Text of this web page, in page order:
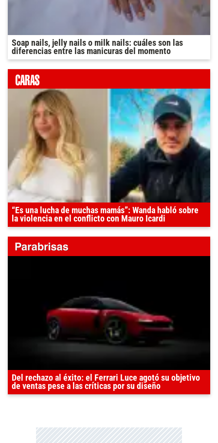
Soap nails, jelly nails o milk nails: cuáles son las
diferencias entre las manicuras del momento
“Es una lucha de muchas mamás”: Wanda habló sobre
la violencia en el conflicto con Mauro Icardi
Del rechazo al éxito: el Ferrari Luce agotó su objetivo
de ventas pese a las críticas por su diseño